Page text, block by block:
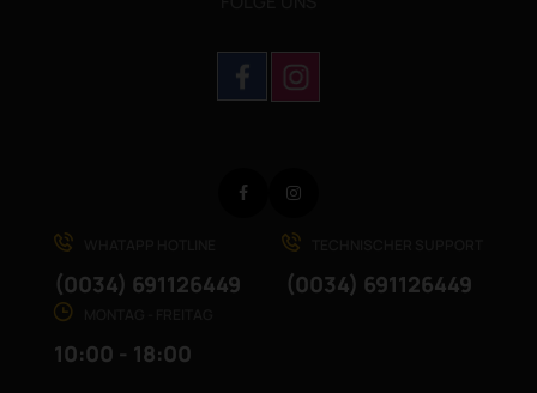
(0034) 691126449 (0034) 691126449
10:00 - 18:00
Facebook